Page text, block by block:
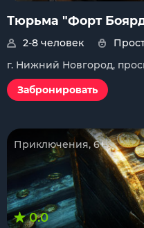
Тюрьма "Форт
2-8 человек
г. Нижний Новгород,
Забронировать
Приключения, 6+
0.0